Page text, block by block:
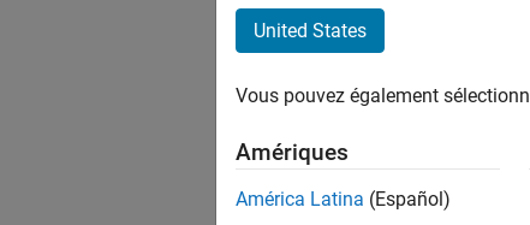
United States
Vous pouvez également
Amériques
América Latina (Español)